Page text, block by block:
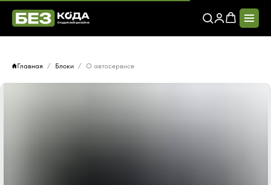
Главная Блоки О автосервисе